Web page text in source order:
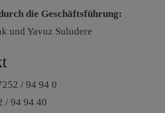
die Geschäftsführung:
und Yavuz Suludere
/ 94 94 0
/ 94 94 40